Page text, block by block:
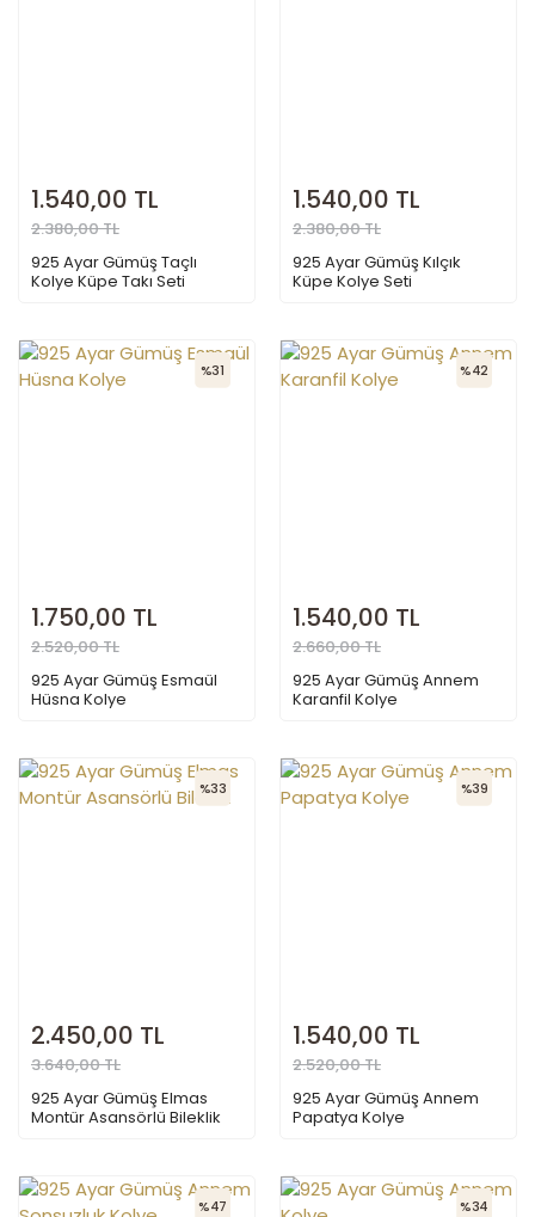
1.540,00 TL
2.380,00 TL
925 Ayar Gümüş Taçlı
Kolye Küpe Takı Seti
1.540,00 TL
2.380,00 TL
925 Ayar Gümüş Kılçık
Küpe Kolye Seti
%31
1.750,00 TL
2.520,00 TL
925 Ayar Gümüş Esmaül
Hüsna Kolye
%42
1.540,00 TL
2.660,00 TL
925 Ayar Gümüş Annem
Karanfil Kolye
%33
2.450,00 TL
3.640,00 TL
925 Ayar Gümüş Elmas
Montür Asansörlü Bileklik
%39
1.540,00 TL
2.520,00 TL
925 Ayar Gümüş Annem
Papatya Kolye
%47 %34